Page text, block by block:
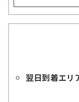
翌日到着エリ